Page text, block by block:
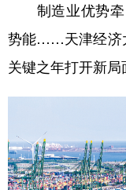
访谈
法律
食品
城市
彩票
制造业优势牵
势能……天津经济
关键之年打开新局